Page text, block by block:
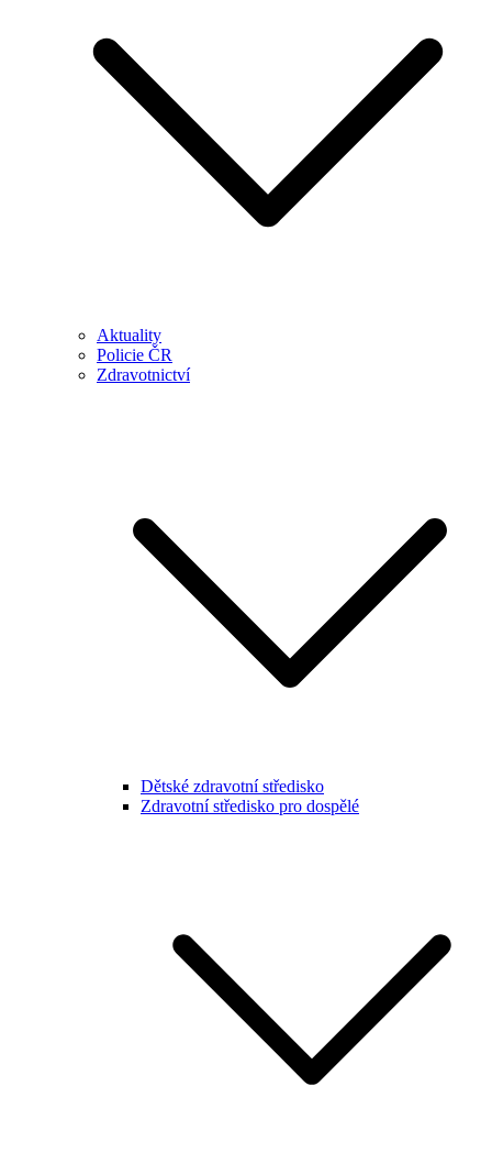
Aktuality
Policie ČR
Zdravotnictví
Dětské zdravotní středisko
Zdravotní středisko pro dospělé